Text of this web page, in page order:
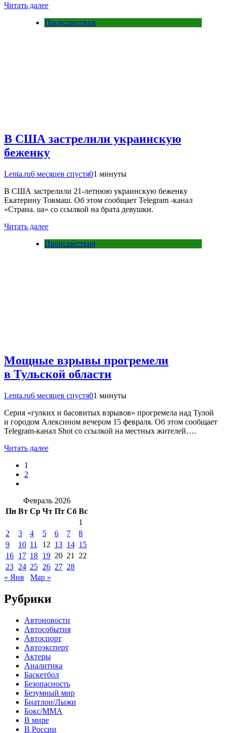
Читать далее
Происшествия
В США застрелили украинскую
беженку
Lenta.ru6 месяцев спустя01 минуты
В США застрелили 21-летнюю украинскую беженку
Екатерину Товмаш. Об этом сообщает Telegram -канал
«Страна. ua» со ссылкой на брата девушки.
Читать далее
Происшествия
Мощные взрывы прогремели
в Тульской области
Lenta.ru6 месяцев спустя01 минуты
Серия «гулких и басовитых взрывов» прогремела над Тулой
и городом Алексином вечером 15 февраля. Об этом сообщает
Telegram-канал Shot со ссылкой на местных жителей….
Читать далее
1
2
Февраль 2026
Пн Вт Ср Чт Пт Сб Вс
1
2
3 4 5 6 7
8
9
10 11 12 13 14 15
16 17 18 19 20 21
22
23 24 25 26 27 28
« Янв
Мар »
Рубрики
Автоновости
Автособытия
Автоспорт
Автоэксперт
Актеры
Аналитика
Баскетбол
Безопасность
Безумный мир
Биатлон/Лыжи
Бокс/MMA
В мире
В России